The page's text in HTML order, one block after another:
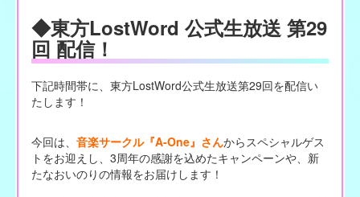
◆東方LostWord 公式生放送 第29
回 配信！
下記時間帯に、東方LostWord公式生放送第29回を配信い
たします！
今回は、 音楽サークル『A-One』さんからスペシャルゲス
トをお迎えし、3周年の感謝を込めたキャンペーンや、新
たなおいのりの情報をお届けします！